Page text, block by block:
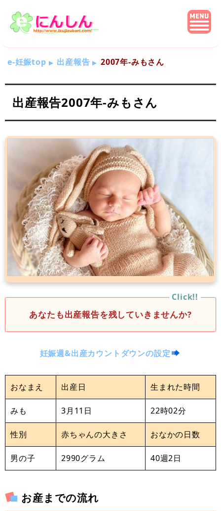
e-妊娠top 出産報告 2007年-みもさん
出産報告2007年-みもさん
あなたも出産報告を残していきませんか?
妊娠週&出産カウントダウンの設定
おなまえ 出産日 生まれた時間
みも 3月11日 22時02分
性別 赤ちゃんの大きさ おなかの日数
男の子 2990グラム 40週2日
お産までの流れ